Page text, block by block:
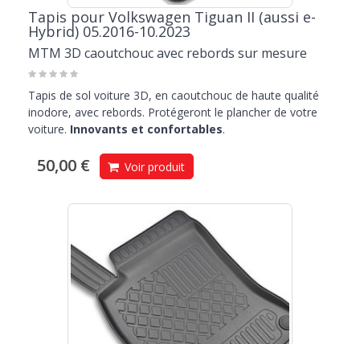
Tapis pour Volkswagen Tiguan II (aussi e-
Hybrid) 05.2016-10.2023
MTM 3D caoutchouc avec rebords sur mesure
Tapis de sol voiture 3D, en caoutchouc de haute qualité
inodore, avec rebords. Protégeront le plancher de votre
voiture. Innovants et confortables.
50,00 € Voir produit